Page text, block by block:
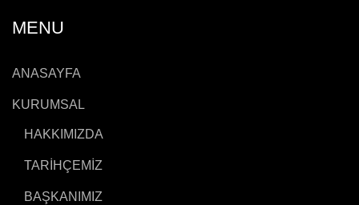
MENU
ANASAYFA
KURUMSAL
HAKKIMIZDA
TARİHÇEMİZ
BAŞKANIMIZ